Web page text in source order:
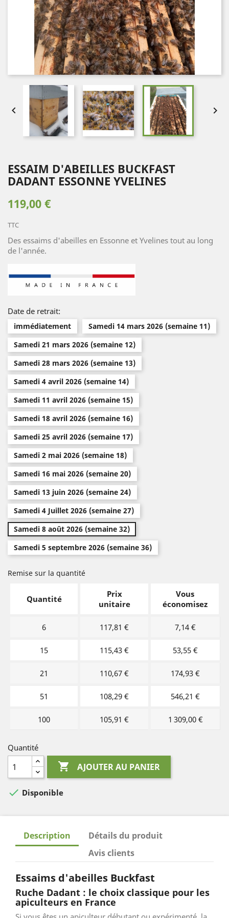
 
ESSAIM D'ABEILLES BUCKFAST
DADANT ESSONNE YVELINES
119,00 €
TTC
Des essaims d'abeilles en Essonne et Yvelines tout au long
de l'année.
Date de retrait:
immédiatement
Samedi 14 mars 2026 (semaine 11)
Samedi 21 mars 2026 (semaine 12)
Samedi 28 mars 2026 (semaine 13)
Samedi 4 avril 2026 (semaine 14)
Samedi 11 avril 2026 (semaine 15)
Samedi 18 avril 2026 (semaine 16)
Samedi 25 avril 2026 (semaine 17)
Samedi 2 mai 2026 (semaine 18)
Samedi 16 mai 2026 (semaine 20)
Samedi 13 juin 2026 (semaine 24)
Samedi 4 Juillet 2026 (semaine 27)
Samedi 8 août 2026 (semaine 32)
Samedi 5 septembre 2026 (semaine 36)
Remise sur la quantité
Quantité
Prix
unitaire
Vous
économisez
6 117,81 € 7,14 €
15 115,43 € 53,55 €
21 110,67 € 174,93 €
51 108,29 € 546,21 €
100 105,91 € 1 309,00 €
Quantité
 AJOUTER AU PANIER
 Disponible
Description
Détails du produit
Avis clients
Essaims d'abeilles Buckfast
Ruche Dadant : le choix classique pour les
apiculteurs en France